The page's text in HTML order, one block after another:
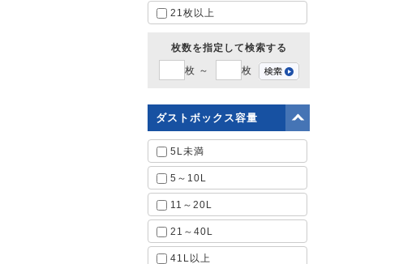
21枚以上
枚数を指定して検索する
枚 ～ 枚
ダストボックス容量
5L未満
5～10L
11～20L
21～40L
41L以上